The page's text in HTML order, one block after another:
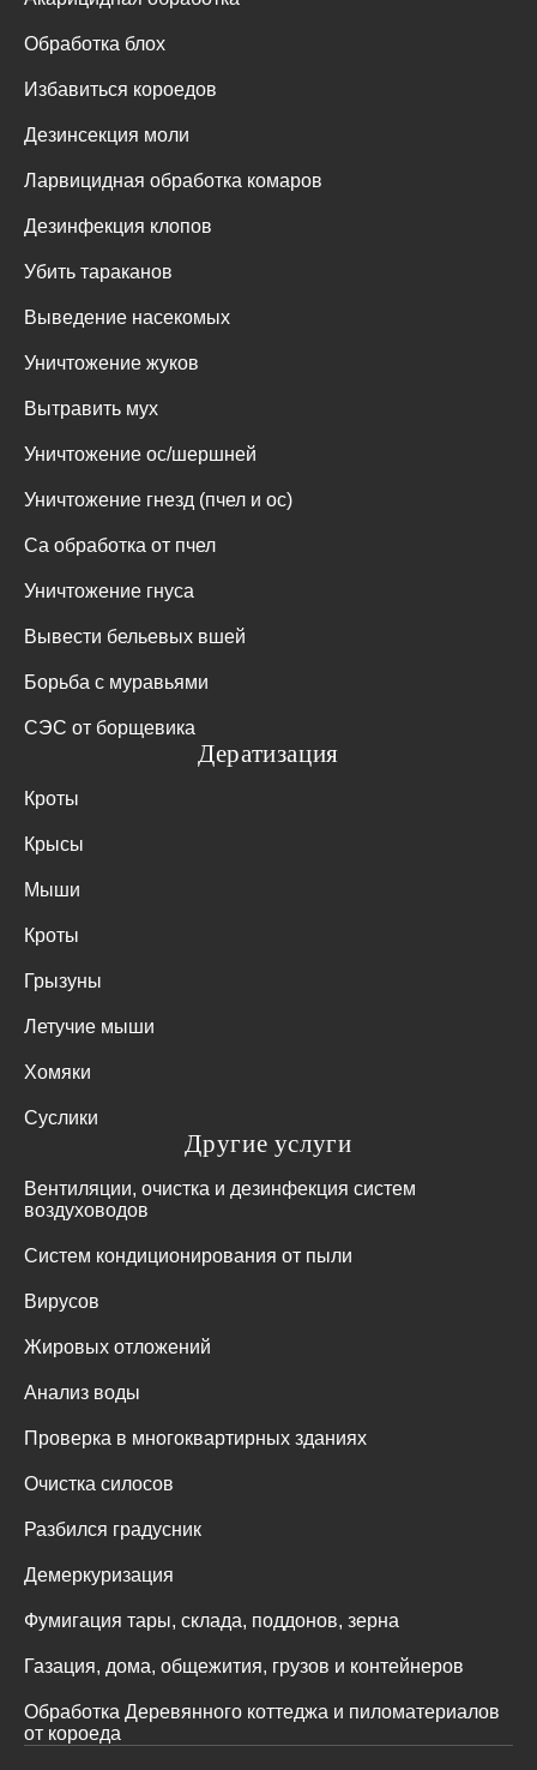
Обработка блох
Избавиться короедов
Дезинсекция моли
Ларвицидная обработка комаров
Дезинфекция клопов
Убить тараканов
Выведение насекомых
Уничтожение жуков
Вытравить мух
Уничтожение ос/шершней
Уничтожение гнезд (пчел и ос)
Са обработка от пчел
Уничтожение гнуса
Вывести бельевых вшей
Борьба с муравьями
СЭС от борщевика
Дератизация
Кроты
Крысы
Мыши
Кроты
Грызуны
Летучие мыши
Хомяки
Суслики
Другие услуги
Вентиляции, очистка и дезинфекция систем
воздуховодов
Систем кондиционирования от пыли
Вирусов
Жировых отложений
Анализ воды
Проверка в многоквартирных зданиях
Очистка силосов
Разбился градусник
Демеркуризация
Фумигация тары, склада, поддонов, зерна
Газация, дома, общежития, грузов и контейнеров
Обработка Деревянного коттеджа и пиломатериалов
от короеда